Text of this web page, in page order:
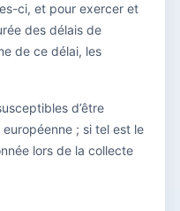
ci, et pour exercer et
des délais de
de ce délai, les
d’être
; si tel est le
lors de la collecte